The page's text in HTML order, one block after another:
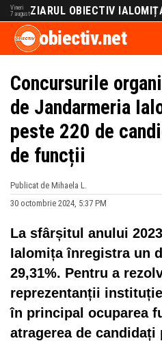
Vineri
7 augustZIARUL OBIECTIV
obiectiv.net
Concursurile
de Jandarmeria
peste 220 de
de funcții
Publicat de Mihaela L.
30 octombrie 2024, 5:37 PM
La sfârșitul anului
Ialomița înregistra un
29,31%. Pentru a
reprezentanții
în principal ocuparea
atragerea de